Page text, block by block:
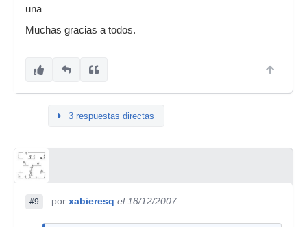
una
Muchas gracias a todos.
3 respuestas directas
#9 por xabieresq el 18/12/2007